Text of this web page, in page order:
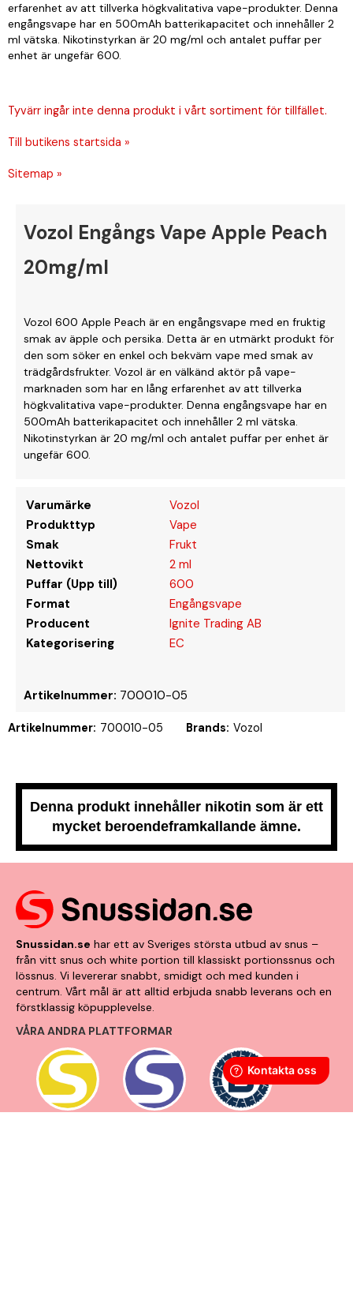
erfarenhet av att tillverka högkvalitativa vape-produkter. Denna
engångsvape har en 500mAh batterikapacitet och innehåller 2
ml vätska. Nikotinstyrkan är 20 mg/ml och antalet puffar per
enhet är ungefär 600.
Tyvärr ingår inte denna produkt i vårt sortiment för tillfället.
Till butikens startsida »
Sitemap »
Vozol Engångs Vape Apple Peach
20mg/ml
Vozol 600 Apple Peach är en engångsvape med en fruktig
smak av äpple och persika. Detta är en utmärkt produkt för
den som söker en enkel och bekväm vape med smak av
trädgårdsfrukter. Vozol är en välkänd aktör på vape-
marknaden som har en lång erfarenhet av att tillverka
högkvalitativa vape-produkter. Denna engångsvape har en
500mAh batterikapacitet och innehåller 2 ml vätska.
Nikotinstyrkan är 20 mg/ml och antalet puffar per enhet är
ungefär 600.
Varumärke
Vozol
Produkttyp
Vape
Smak
Frukt
Nettovikt
2 ml
Puffar (Upp till)
600
Format
Engångsvape
Producent
Ignite Trading AB
Kategorisering
EC
Artikelnummer: 700010-05
Artikelnummer: 700010-05 Brands: Vozol
Denna produkt innehåller nikotin som är ett
mycket beroendeframkallande ämne.
Snussidan.se har ett av Sveriges största utbud av snus –
från vitt snus och white portion till klassiskt portionssnus och
lössnus. Vi levererar snabbt, smidigt och med kunden i
centrum. Vårt mål är att alltid erbjuda snabb leverans och en
förstklassig köpupplevelse.
VÅRA ANDRA PLATTFORMAR